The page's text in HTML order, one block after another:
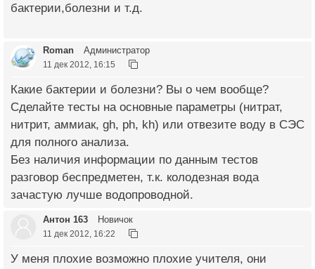
бактерии,болезни и т.д.
Roman Администратор
11 дек 2012, 16:15
Какие бактерии и болезни? Вы о чем вообще?
Сделайте тесты на основные параметры (нитрат,
нитрит, аммиак, gh, ph, kh) или отвезите воду в СЭС
для полного анализа.
Без наличия информации по данным тестов
разговор беспредметен, т.к. колодезная вода
зачастую лучше водопроводной.
Антон 163 Новичок
11 дек 2012, 16:22
У меня плохие возможно плохие учителя, они